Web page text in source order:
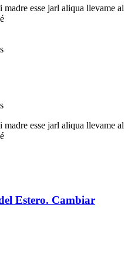
esse jarl aliqua llevame al
esse jarl aliqua llevame al
Estero. Cambiar